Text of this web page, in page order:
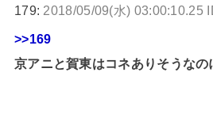
179: 2018/05/09(水) 03:00:10.25
>>169
京アニと賀東はコネありそうな